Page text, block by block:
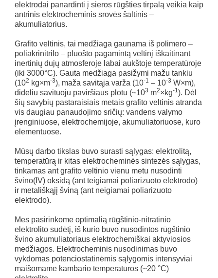
elektrodai panardinti į sieros rūgšties tirpalą veikia kaip
antrinis elektrocheminis srovės šaltinis –
akumuliatorius.
Grafito veltinis, tai medžiaga gaunama iš polimero –
poliakrinitrilo – pluošto pagamintą veltinį iškaitinant
inertinių dujų atmosferoje labai aukštoje temperatūroje
(iki 3000°C). Gauta medžiaga pasižymi mažu tankiu
(102 kg×m-3), maža savitąja varža (10-1 – 10-3 W×m),
dideliu savituoju paviršiaus plotu (~103 m2×kg-1). Dėl
šių savybių pastaraisiais metais grafito veltinis atranda
vis daugiau panaudojimo sričių: vandens valymo
įrenginiuose, elektrochemijoje, akumuliatoriuose, kuro
elementuose.
Mūsų darbo tikslas buvo surasti sąlygas: elektrolitą,
temperatūrą ir kitas elektrocheminės sintezės sąlygas,
tinkamas ant grafito veltinio vienu metu nusodinti
švino(IV) oksidą (ant teigiamai poliarizuoto elektrodo)
ir metališkąjį šviną (ant neigiamai poliarizuoto
elektrodo).
Mes pasirinkome optimalią rūgštinio-nitratinio
elektrolito sudėtį, iš kurio buvo nusodintos rūgštinio
švino akumuliatoriaus elektrochemiškai aktyviosios
medžiagos. Elektrocheminis nusodinimas buvo
vykdomas potenciostatinėmis sąlygomis intensyviai
maišomame kambario temperatūros (~20 °C)